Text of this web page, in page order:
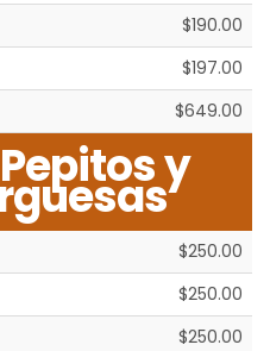
$190.00
$197.00
$649.00
y
$250.00
$250.00
$250.00